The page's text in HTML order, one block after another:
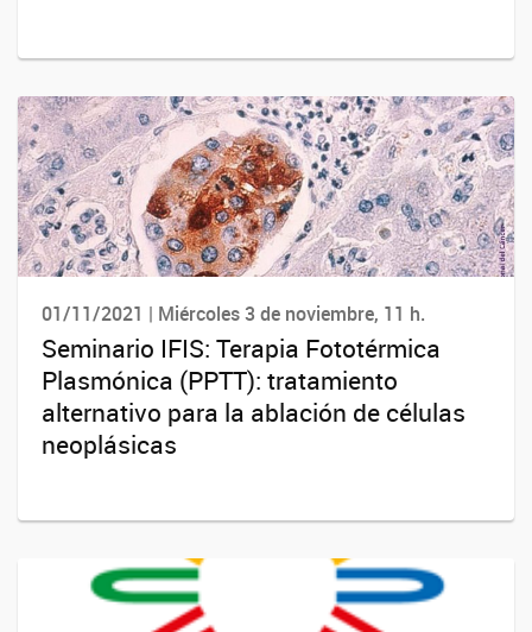
01/11/2021 | Miércoles 3 de noviembre, 11 h.
Seminario IFIS: Terapia Fototérmica
Plasmónica (PPTT): tratamiento
alternativo para la ablación de células
neoplásicas